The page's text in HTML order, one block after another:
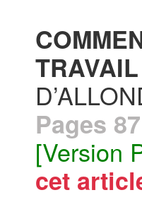
Pages
[Version
cet